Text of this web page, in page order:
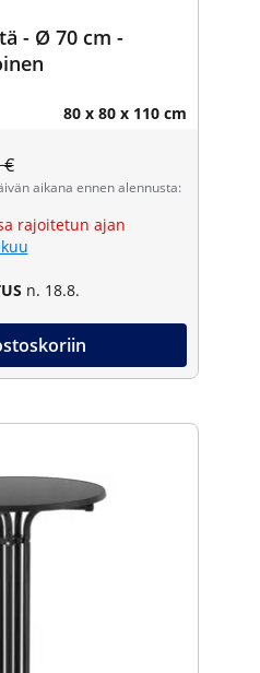
- Ø 70 cm -
80 x 80 x 110 cm
€
aikana ennen alennusta:
rajoitetun ajan
n. 18.8.